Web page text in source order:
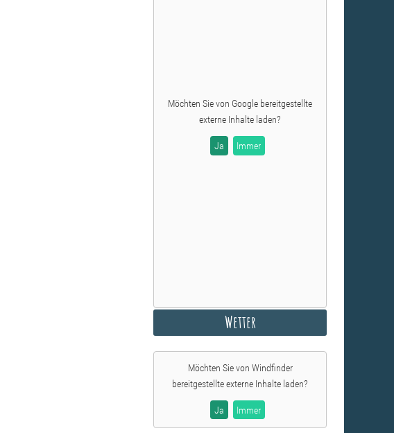
Möchten Sie von Google bereitgestellte
externe Inhalte laden?
Ja Immer
Wetter
Möchten Sie von Windfinder
bereitgestellte externe Inhalte laden?
Ja Immer